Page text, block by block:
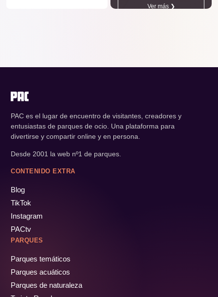
Ver más ❯
PAC es el lugar de encuentro de visitantes, creadores y
entusiastas de parques de ocio. Una plataforma para
divertirse y compartir online y en persona.
Desde 2001 la web nº1 de parques.
CONTENIDO EXTRA
Blog
TikTok
Instagram
PACtv
PARQUES
Parques temáticos
Parques acuáticos
Parques de naturaleza